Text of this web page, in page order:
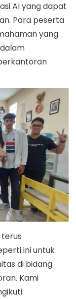
AI yang dapat
Para peserta
yang
ini untuk
di bidang
Kami